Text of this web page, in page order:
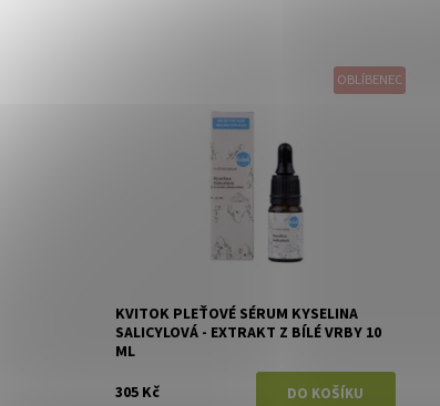
OBLÍBENEC
Kvitok
KVITOK PLEŤOVÉ SÉRUM KYSELINA
SALICYLOVÁ - EXTRAKT Z BÍLÉ VRBY 10
ML
305 Kč